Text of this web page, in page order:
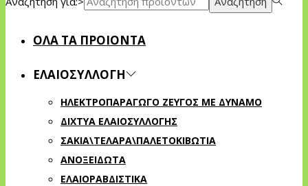
ΟΛΑ ΤΑ ΠΡΟΙΟΝΤΑ
ΕΛΑΙΟΣΥΛΛΟΓΗ
ΗΛΕΚΤΡΟΠΑΡΑΓΩΓΟ ΖΕΥΓΟΣ ΜΕ ΔΥΝΑΜΟ
ΔΙΧΤΥΑ ΕΛΑΙΟΣΥΛΛΟΓΗΣ
ΣΑΚΙΑ\ΤΕΛΑΡΑ\ΠΑΛΕΤΟΚΙΒΩΤΙΑ
ΑΝΟΞΕΙΔΩΤΑ
ΕΛΑΙΟΡΑΒΔΙΣΤΙΚΑ